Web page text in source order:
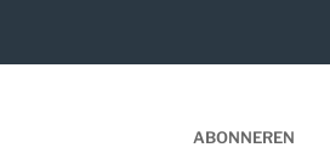
ABONNEREN